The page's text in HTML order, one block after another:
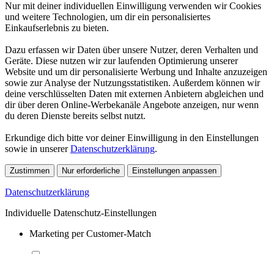
Nur mit deiner individuellen Einwilligung verwenden wir Cookies
und weitere Technologien, um dir ein personalisiertes
Einkaufserlebnis zu bieten.
Dazu erfassen wir Daten über unsere Nutzer, deren Verhalten und
Geräte. Diese nutzen wir zur laufenden Optimierung unserer
Website und um dir personalisierte Werbung und Inhalte anzuzeigen
sowie zur Analyse der Nutzungsstatistiken. Außerdem können wir
deine verschlüsselten Daten mit externen Anbietern abgleichen und
dir über deren Online-Werbekanäle Angebote anzeigen, nur wenn
du deren Dienste bereits selbst nutzt.
Erkundige dich bitte vor deiner Einwilligung in den Einstellungen
sowie in unsererDatenschutzerklärung.
Zustimmen Nur erforderliche Einstellungen anpassen
Datenschutzerklärung
Individuelle Datenschutz-Einstellungen
Marketing per Customer-Match